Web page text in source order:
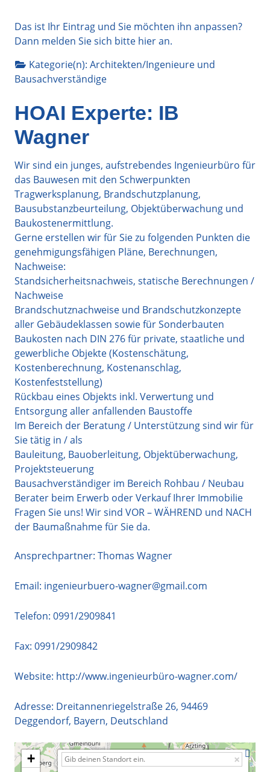
Das ist Ihr Eintrag und Sie möchten ihn anpassen?
Dann melden Sie sich bitte hieran.
Kategorie(n): Architekten/Ingenieure und
Bausachverständige
HOAI Experte: IB
Wagner
Wir sind ein junges, aufstrebendes Ingenieurbüro für
das Bauwesen mit den Schwerpunkten
Tragwerksplanung, Brandschutzplanung,
Bausubstanzbeurteilung, Objektüberwachung und
Baukostenermittlung.
Gerne erstellen wir für Sie zu folgenden Punkten die
genehmigungsfähigen Pläne, Berechnungen,
Nachweise:
Standsicherheitsnachweis, statische Berechnungen /
Nachweise
Brandschutznachweise und Brandschutzkonzepte
aller Gebäudeklassen sowie für Sonderbauten
Baukosten nach DIN 276 für private, staatliche und
gewerbliche Objekte (Kostenschätung,
Kostenberechnung, Kostenanschlag,
Kostenfeststellung)
Rückbau eines Objekts inkl. Verwertung und
Entsorgung aller anfallenden Baustoffe
Im Bereich der Beratung / Unterstützung sind wir für
Sie tätig in / als
Bauleitung, Bauoberleitung, Objektüberwachung,
Projektsteuerung
Bausachverständiger im Bereich Rohbau / Neubau
Berater beim Erwerb oder Verkauf Ihrer Immobilie
Fragen Sie uns! Wir sind VOR – WÄHREND und NACH
der Baumaßnahme für Sie da.
Ansprechpartner: Thomas Wagner
Email: ingenieurbuero-wagner@gmail.com
Telefon: 0991/2909841
Fax: 0991/2909842
Website: http://www.ingenieurbüro-wagner.com/
Adresse: Dreitannenriegelstraße 26, 94469
Deggendorf, Bayern, Deutschland
+